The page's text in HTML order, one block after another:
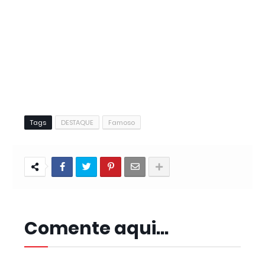
Tags DESTAQUE Famoso
Comente aqui...